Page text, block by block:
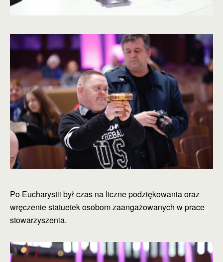
Po Eucharystii był czas na liczne podziękowania oraz
wręczenie statuetek osobom zaangażowanych w prace
stowarzyszenia.